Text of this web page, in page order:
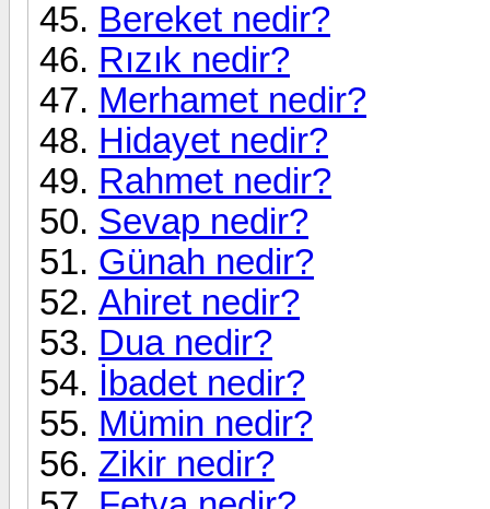
Bereket nedir?
Rızık nedir?
Merhamet nedir?
Hidayet nedir?
Rahmet nedir?
Sevap nedir?
Günah nedir?
Ahiret nedir?
Dua nedir?
İbadet nedir?
Mümin nedir?
Zikir nedir?